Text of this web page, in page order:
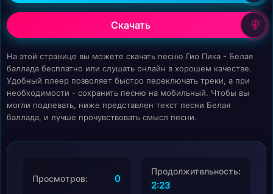
Скачать
На этой странице вы можете скачать песню Гио Пика - Белая
баллада бесплатно или слушать онлайн в хорошем качестве.
Удобный плеер позволяет быстро переключать треки, а при
необходимости - сохранить песню на мобильный. Чтобы вы
могли подпевать, ниже представлен текст песни Белая
баллада, и лучше прочувствовать смысл песни.
Просмотров: 0
Продолжительность:
2:23